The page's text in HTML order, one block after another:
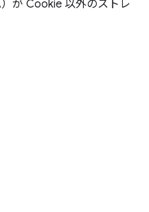
が Cookie 以外のストレ